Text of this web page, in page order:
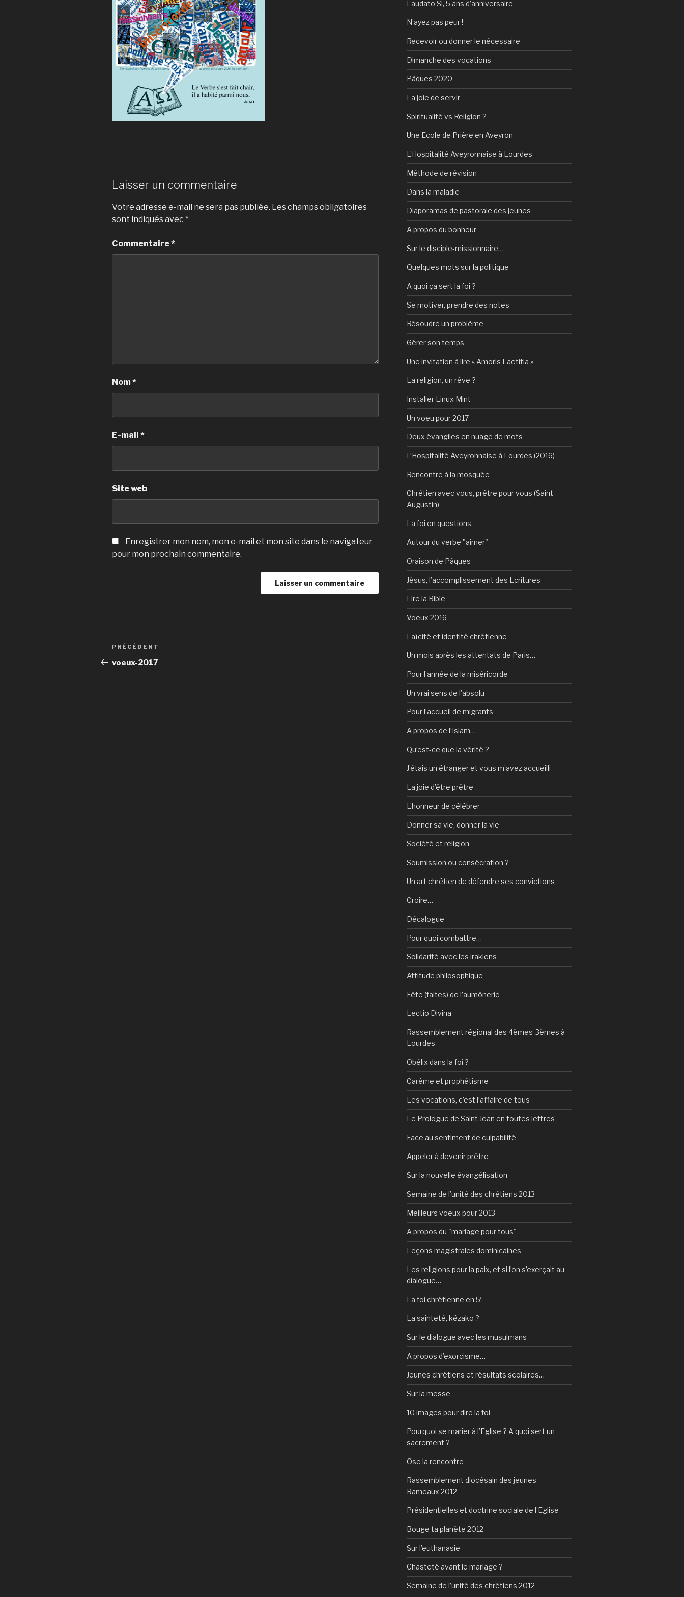
Laisser un commentaire
Votre adresse e-mail ne sera pas publiée. Les champs obligatoires
sont indiqués avec *
Commentaire*
Nom*
E-mail *
Site web
Enregistrer mon nom, mon e-mail et mon site dans le navigateur
pour mon prochain commentaire.
Navigation
de
Article
précédent
PRÉCÉDENT
voeux-2017
Laudato Si, 5 ans d’anniversaire
N’ayez pas peur !
Recevoir ou donner le nécessaire
Dimanche des vocations
Pâques 2020
La joie de servir
Spiritualité vs Religion ?
Une Ecole de Prière en Aveyron
L’Hospitalité Aveyronnaise à Lourdes
Méthode de révision
Dans la maladie
Diaporamas de pastorale des jeunes
A propos du bonheur
Sur le disciple-missionnaire…
Quelques mots sur la politique
A quoi ça sert la foi ?
Se motiver, prendre des notes
Résoudre un problème
Gérer son temps
Une invitation à lire « Amoris Laetitia »
La religion, un rêve ?
Installer Linux Mint
Un voeu pour 2017
Deux évangiles en nuage de mots
L’Hospitalité Aveyronnaise à Lourdes (2016)
Rencontre à la mosquée
Chrétien avec vous, prêtre pour vous (Saint
Augustin)
La foi en questions
Autour du verbe "aimer"
Oraison de Pâques
Jésus, l’accomplissement des Ecritures
Lire la Bible
Voeux 2016
Laïcité et identité chrétienne
Un mois après les attentats de Paris…
Pour l’année de la miséricorde
Un vrai sens de l’absolu
Pour l’accueil de migrants
A propos de l’Islam…
Qu’est-ce que la vérité ?
J’étais un étranger et vous m’avez accueilli
La joie d’être prêtre
L’honneur de célébrer
Donner sa vie, donner la vie
Société et religion
Soumission ou consécration ?
Un art chrétien de défendre ses convictions
Croire…
Décalogue
Pour quoi combattre…
Solidarité avec les irakiens
Attitude philosophique
Fête (faites) de l’aumônerie
Lectio Divina
Rassemblement régional des 4èmes-3èmes à
Lourdes
Obélix dans la foi ?
Carême et prophétisme
Les vocations, c’est l’affaire de tous
Le Prologue de Saint Jean en toutes lettres
Face au sentiment de culpabilité
Appeler à devenir prêtre
Sur la nouvelle évangélisation
Semaine de l’unité des chrétiens 2013
Meilleurs voeux pour 2013
A propos du "mariage pour tous"
Leçons magistrales dominicaines
Les religions pour la paix, et si l’on s’exerçait au
dialogue…
La foi chrétienne en 5′
La sainteté, kézako ?
Sur le dialogue avec les musulmans
A propos d’exorcisme…
Jeunes chrétiens et résultats scolaires…
Sur la messe
10 images pour dire la foi
Pourquoi se marier à l’Eglise ? A quoi sert un
sacrement ?
Ose la rencontre
Rassemblement diocésain des jeunes –
Rameaux 2012
Présidentielles et doctrine sociale de l’Eglise
Bouge ta planète 2012
Sur l’euthanasie
Chasteté avant le mariage ?
Semaine de l’unité des chrétiens 2012